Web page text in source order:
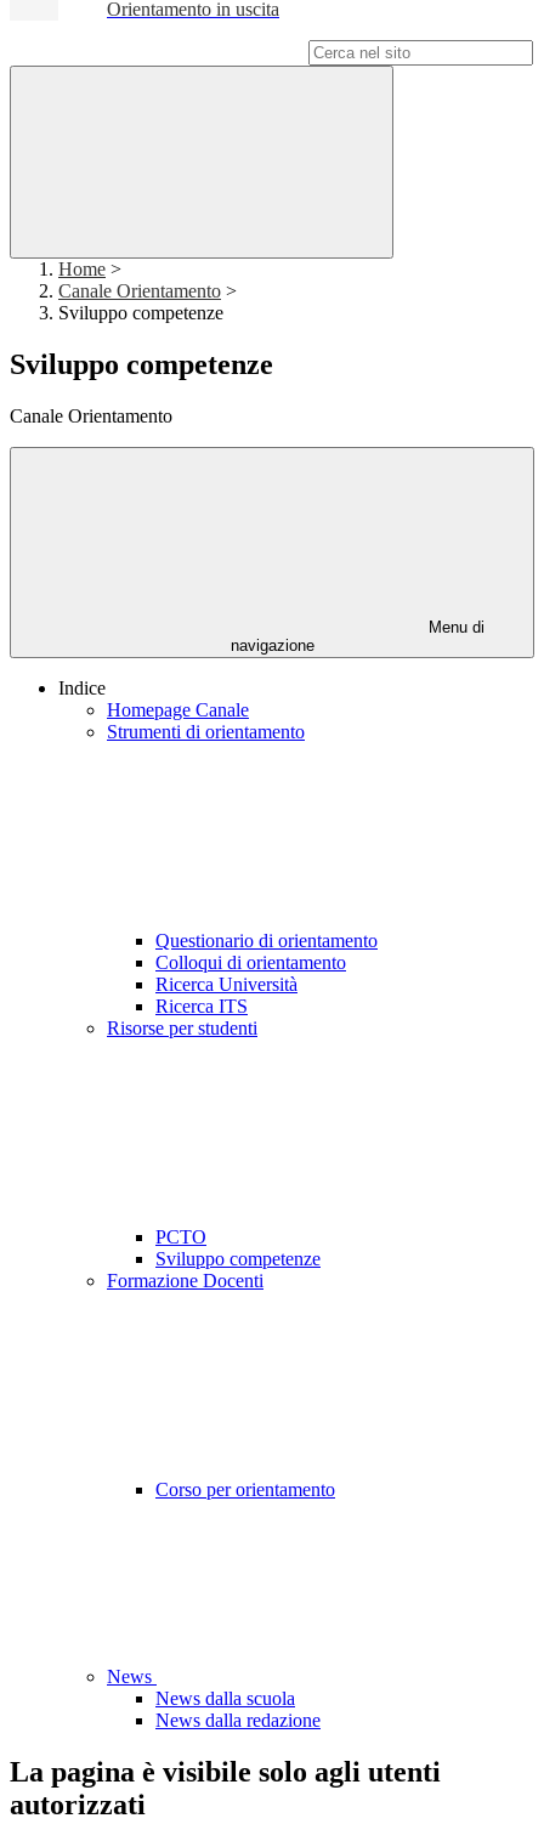
Orientamento in uscita
Home >
Canale Orientamento >
Sviluppo competenze
Sviluppo competenze
Canale Orientamento
Menu di
navigazione
Indice
Homepage Canale
Strumenti di orientamento
Questionario di orientamento
Colloqui di orientamento
Ricerca Università
Ricerca ITS
Risorse per studenti
PCTO
Sviluppo competenze
Formazione Docenti
Corso per orientamento
News
News dalla scuola
News dalla redazione
La pagina è visibile solo agli utenti
autorizzati